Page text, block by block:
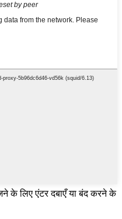
के लिए एंटर दबाएँ या बंद करने के